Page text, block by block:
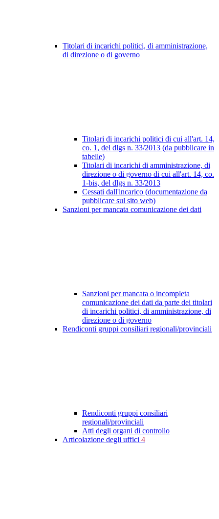
Titolari di incarichi politici, di amministrazione,
di direzione o di governo
Titolari di incarichi politici di cui all'art. 14,
co. 1, del dlgs n. 33/2013 (da pubblicare in
tabelle)
Titolari di incarichi di amministrazione, di
direzione o di governo di cui all'art. 14, co.
1-bis, del dlgs n. 33/2013
Cessati dall'incarico (documentazione da
pubblicare sul sito web)
Sanzioni per mancata comunicazione dei dati
Sanzioni per mancata o incompleta
comunicazione dei dati da parte dei titolari
di incarichi politici, di amministrazione, di
direzione o di governo
Rendiconti gruppi consiliari regionali/provinciali
Rendiconti gruppi consiliari
regionali/provinciali
Atti degli organi di controllo
Articolazione degli uffici 4